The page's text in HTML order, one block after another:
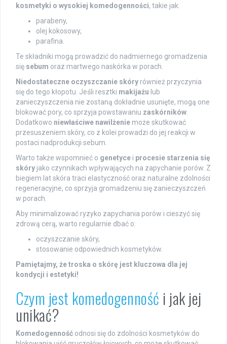
kosmetyki o wysokiej komedogenności, takie jak:
parabeny,
olej kokosowy,
parafina.
Te składniki mogą prowadzić do nadmiernego gromadzenia
się sebum oraz martwego naskórka w porach.
Niedostateczne oczyszczanie skóry również przyczynia
się do tego kłopotu. Jeśli resztki makijażu lub
zanieczyszczenia nie zostaną dokładnie usunięte, mogą one
blokować pory, co sprzyja powstawaniu zaskórników
Dodatkowo niewłaściwe nawilżenie może skutkować
przesuszeniem skóry, co z kolei prowadzi do jej reakcji w
postaci nadprodukcji sebum.
Warto także wspomnieć o genetyce i procesie starzenia się
skóry jako czynnikach wpływających na zapychanie porów. Z
biegiem lat skóra traci elastyczność oraz naturalne zdolności
regeneracyjne, co sprzyja gromadzeniu się zanieczyszczeń
w porach.
Aby minimalizować ryzyko zapychania porów i cieszyć się
zdrową cerą, warto regularnie dbać o:
oczyszczanie skóry,
stosowanie odpowiednich kosmetyków.
Pamiętajmy, że troska o skórę jest kluczowa dla jej
kondycji i estetyki!
Czym jest komedogenność i jak jej
unikać?
Komedogenność odnosi się do zdolności kosmetyków do